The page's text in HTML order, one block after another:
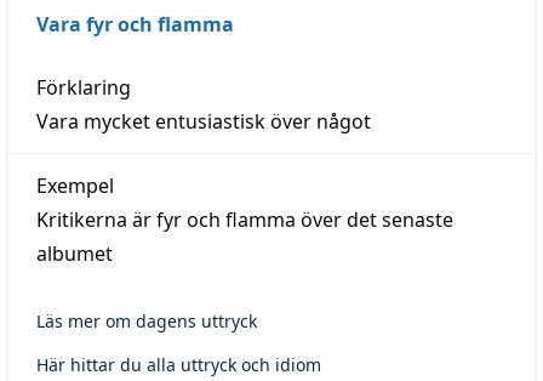
Vara fyr och flamma
Förklaring
Vara mycket entusiastisk över något
Exempel
Kritikerna är fyr och flamma över det senaste
albumet
Läs mer om dagens uttryck
Här hittar du alla uttryck och idiom